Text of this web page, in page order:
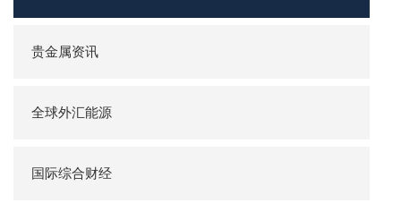
贵金属资讯
全球外汇能源
国际综合财经